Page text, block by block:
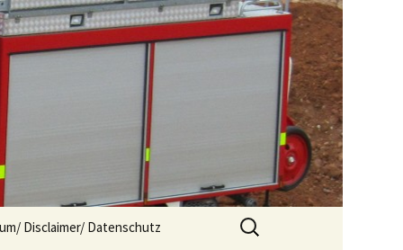
Disclaimer/ Datenschutz
Suchen
nach: